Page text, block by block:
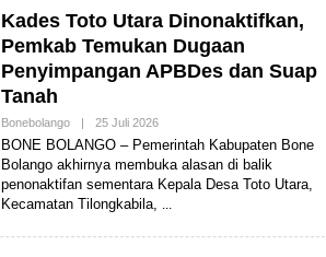
Kades Toto Utara Dinonaktifkan,
Pemkab Temukan Dugaan
Penyimpangan APBDes dan Suap
Tanah
Bonebolango | 25 Juli 2026O
E
H
A
BONE BOLANGO – Pemerintah Kabupaten Bone
Bolango akhirnya membuka alasan di balik
penonaktifan sementara Kepala Desa Toto Utara,
Kecamatan Tilongkabila,